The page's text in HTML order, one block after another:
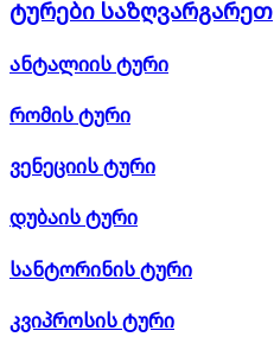
ტურები საზღვარგარეთ
ანტალიის ტური
რომის ტური
ვენეციის ტური
დუბაის ტური
სანტორინის ტური
კვიპროსის ტური